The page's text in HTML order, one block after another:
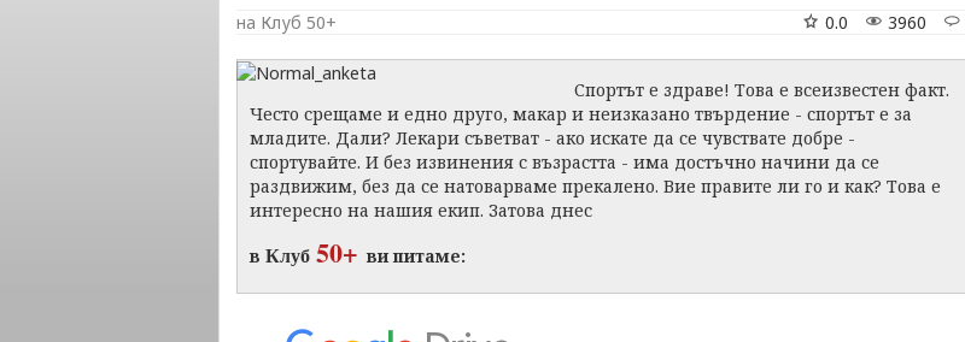
на Клуб 50+
3960
0.0
Спортът е здраве! Това е всеизвестен факт.
Често срещаме и едно друго, макар и неизказано твърдение - спортът е за
младите. Дали? Лекари съветват - ако искате да се чувствате добре -
спортувайте. И без извинения с възрастта - има достъчно начини да се
раздвижим, без да се натоварваме прекалено. Вие правите ли го и как? Това е
интересно на нашия екип. Затова днес
в Клуб 50+ви питаме: